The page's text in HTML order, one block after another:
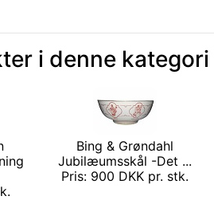
i denne kategori
Bing & Grøndahl
Jubilæumsskål -Det ...
Pris: 900 DKK pr. stk.